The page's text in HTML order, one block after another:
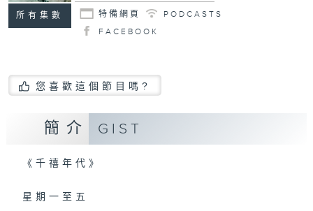
所有集數 特備網頁
PODCASTS
FACEBOOK
您喜歡這個節目嗎?
簡介 GIST
《千禧年代》
星期一至五